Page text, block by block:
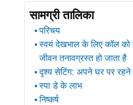
सामग्री तालिका
परिचय
स्वयं देखभाल के लिए कॉल को
जीवन तनावग्रस्त हो जाता है
दृश्य सेटिंग: अपने घर पर रहने
स्पा डे के लाभ
निष्कर्ष